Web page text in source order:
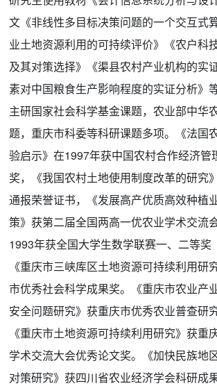
文《非线性多目标决策问题的一个交互式
业土地资源利用的可持续评价》《农户科
及其对策选择》《渠县农村产业机构的实
素对中国粮食生产影响程度的实证分析》
主研国家社会科学基金课题，农业部中华
题，重庆市科委等科研课题多项。《法国
验启示》在1997年获中国农村合作经济管
奖，《我国农村土地使用制度改革的研究
通报荣誉证书，《发展高产优质高效种植
策》获第二届全国两高一优农业学术交流
1993年获全国大学生数学联赛一、二等奖
《重庆市三峡库区土地资源可持续利用研
市优秀社会科学成果奖。《重庆市农业产
安全问题研究》获重庆市优秀农业普查研
《重庆市土地资源可持续利用研究》获重
学术交流大会优秀论文奖。《加快民族地
对策研究》获四川省农业经济学会科研成